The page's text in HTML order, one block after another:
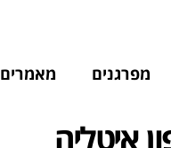
מפרגנים מאמרים
איטליה